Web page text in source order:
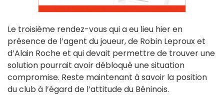
Le troisième rendez-vous qui a eu lieu hier en
présence de l’agent du joueur, de Robin Leproux et
d’Alain Roche et qui devait permettre de trouver une
solution pourrait avoir débloqué une situation
compromise. Reste maintenant à savoir la position
du club à l’égard de l’attitude du Béninois.